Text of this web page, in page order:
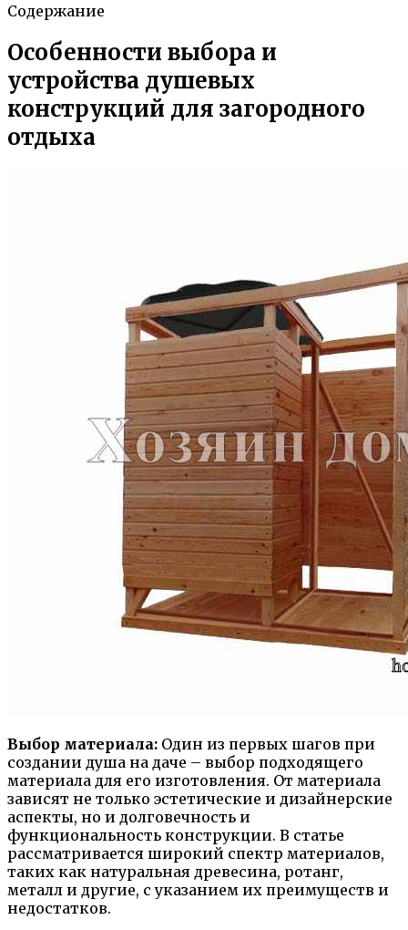
Содержание
Особенности выбора и
устройства душевых
конструкций для загородного
отдыха
Выбор материала: Один из первых шагов при
создании душа на даче – выбор подходящего
материала для его изготовления. От материала
зависят не только эстетические и дизайнерские
аспекты, но и долговечность и
функциональность конструкции. В статье
рассматривается широкий спектр материалов,
таких как натуральная древесина, ротанг,
металл и другие, с указанием их преимуществ и
недостатков.